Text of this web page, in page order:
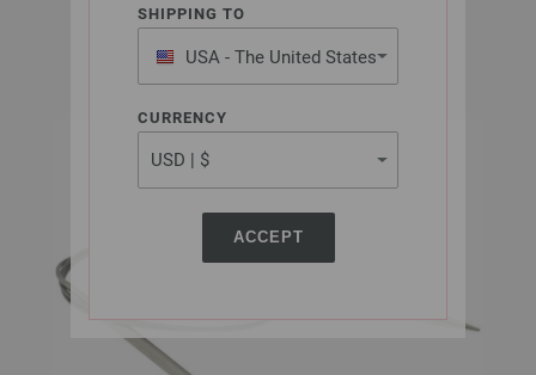
SHIPPING TO
USA - The United States
of America
CURRENCY
ACCEPT